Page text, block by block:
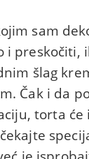
sam
i preskočiti,
šlag
Čak i da
torta